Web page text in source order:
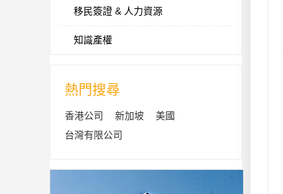
移民簽證 & 人力資源
知識產權
熱門搜尋
香港公司 新加坡
美國
台灣有限公司